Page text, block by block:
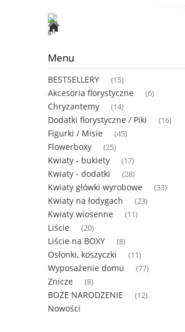
Menu
BESTSELLERY (15)
Akcesoria florystyczne (6)
Chryzantemy (14)
Dodatki florystyczne / Piki (16)
Figurki / Misie (45)
Flowerboxy (25)
Kwiaty - bukiety (17)
Kwiaty - dodatki (28)
Kwiaty główki wyrobowe (33)
Kwiaty na łodygach (23)
Kwiaty wiosenne (11)
Liście (20)
Liście na BOXY (8)
Osłonki, koszyczki (11)
Wyposażenie domu (77)
Znicze (8)
BOŻE NARODZENIE (12)
Nowości